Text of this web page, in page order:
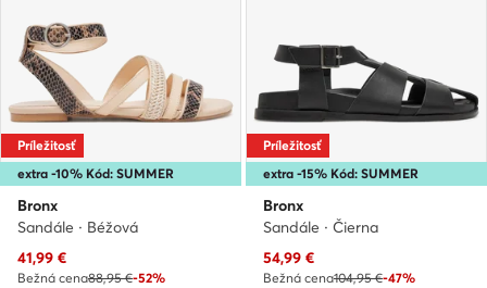
extra -10% Kód: SUMMER
Príležitosť
Bronx
Sandále · Béžová
Aktuálna cena
41,99 €
Bežná cena88,95 €-52%
extra -15% Kód: SUMMER
Príležitosť
Bronx
Sandále · Čierna
Aktuálna cena
54,99 €
Bežná cena104,95 €-47%